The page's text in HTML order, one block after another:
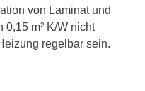
von Laminat und
0,15 m² K/W nicht
regelbar sein.